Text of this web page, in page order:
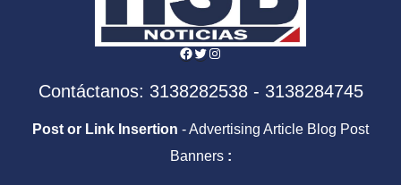
Facebook
Twitter
Instagram
Contáctanos: 3138282538 - 3138284745
Post or Link Insertion - Advertising Article Blog Post
Banners :